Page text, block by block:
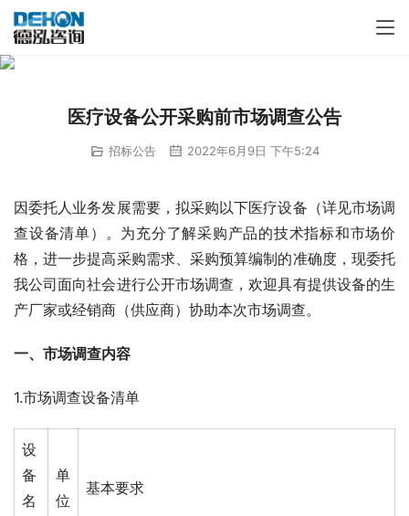
医疗设备公开采购前市场调查公告
招标公告 2022年6月9日 下午5:24
因委托人业务发展需要，拟采购以下医疗设备（详见市场调
查设备清单）。为充分了解采购产品的技术指标和市场价
格，进一步提高采购需求、采购预算编制的准确度，现委托
我公司面向社会进行公开市场调查，欢迎具有提供设备的生
产厂家或经销商（供应商）协助本次市场调查。
一、市场调查内容
1.市场调查设备清单
设
备
名
单
位
基本要求